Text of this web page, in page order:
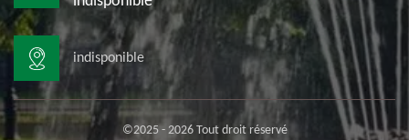
indisponible
©2025 - 2026 Tout droit réservé